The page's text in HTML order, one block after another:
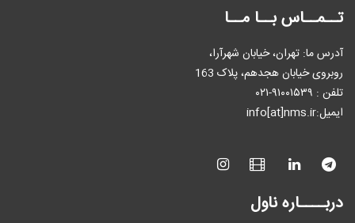
تــمــاس بــا مــا
آدرس ما: تهران، خیابان شهرآرا،
روبروی خیابان هجدهم، پلاک 163
تلفن : ٩۱۰۰۱۵۳۹-۰۲۱
ایمیل:info[at]nms.ir
دربــــاره ناول